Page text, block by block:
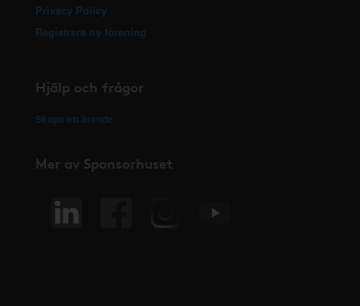
Privacy Policy
Registrera ny förening
Hjälp och frågor
Skapa ett ärende
Mer av Sponsorhuset